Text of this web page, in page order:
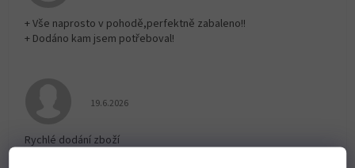
+ Vše naprosto v pohodě,perfektně zabaleno!!
+ Dodáno kam jsem potřeboval!
Hodnocení obchodu je 5 z 5 hvězdiček.
19.6.2026
Rychlé dodání zboží